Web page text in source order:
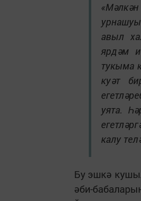
авыл
ярдәм
тукыма
куәт
уята.
калу
Бу эшкә
әби-